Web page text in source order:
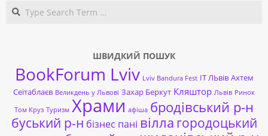
ШВИДКИЙ ПОШУК
BookForum Lviv Lviv Bandura Fest ІТ ЛЬвів Ахтем
Сеітаблаєв Великдень у Львові Захар Беркут Кляштор Львів Ринок
Том Круз Туризм Храми афіша бродівський р-н
буський р-н бізнес пані вілла городоцький